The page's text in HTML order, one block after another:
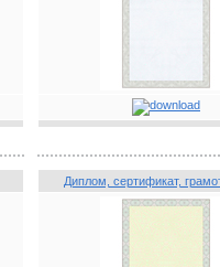
Диплом, сертификат,